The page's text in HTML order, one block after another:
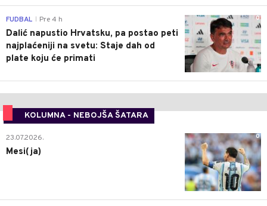
0
FUDBAL Pre 4 h
Dalić napustio Hrvatsku, pa postao peti
najplaćeniji na svetu: Staje dah od
plate koju će primati
KOLUMNA - NEBOJŠA ŠATARA
0
23.07.2026.
Mesi(ja)